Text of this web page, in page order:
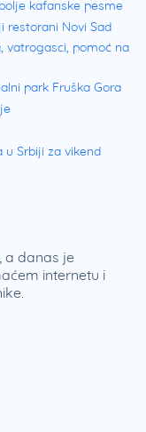
kafanske pesme
restorani Novi Sad
vatrogasci, pomoć na
park Fruška Gora
u Srbiji za vikend
a danas je
internetu i